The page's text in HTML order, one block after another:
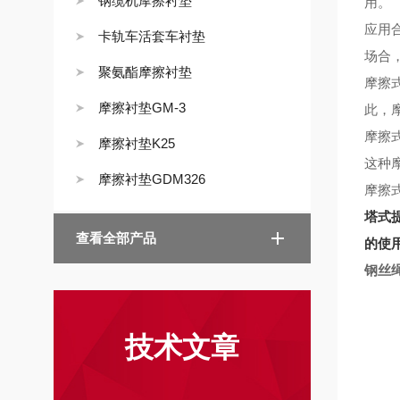
卡轨车活套车衬垫
聚氨酯摩擦衬垫
摩擦衬垫GM-3
摩擦衬垫K25
摩擦衬垫GDM326
查看全部产品
技术文章
应用
场合
摩擦
此，
摩擦
这种
摩擦
塔式
的使
钢丝